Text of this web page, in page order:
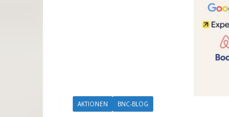
AKTIONEN BNC-BLOG